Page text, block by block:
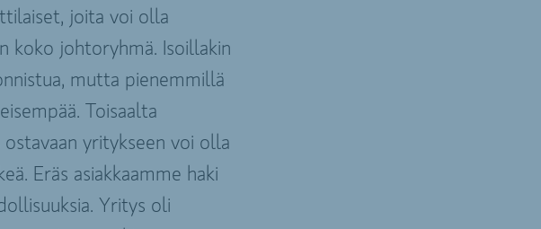
joita voi olla
koko johtoryhmä. Isoillakin
mutta pienemmillä
Toisaalta
yritykseen voi olla
Eräs asiakkaamme haki
Yritys oli